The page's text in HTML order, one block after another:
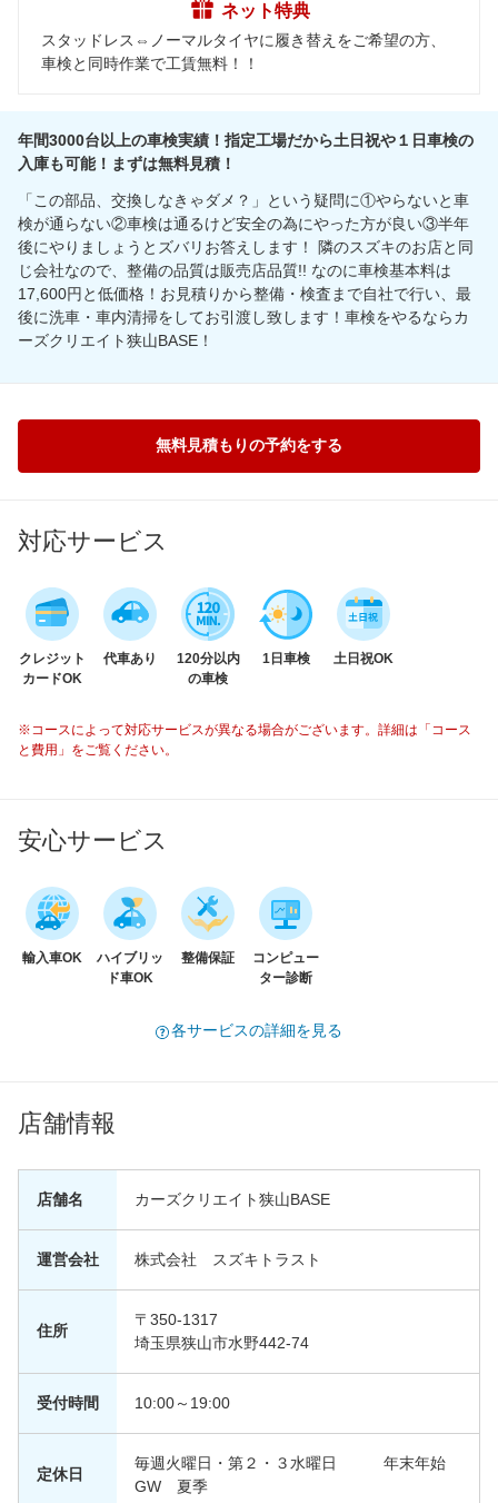
ネット特典
スタッドレス⇔ノーマルタイヤに履き替えをご希望の方、
車検と同時作業で工賃無料！！
年間3000台以上の車検実績！指定工場だから土日祝や１日車検の
入庫も可能！まずは無料見積！
「この部品、交換しなきゃダメ？」という疑問に①やらないと車
検が通らない②車検は通るけど安全の為にやった方が良い③半年
後にやりましょうとズバリお答えします！ 隣のスズキのお店と同
じ会社なので、整備の品質は販売店品質!! なのに車検基本料は
17,600円と低価格！お見積りから整備・検査まで自社で行い、最
後に洗車・車内清掃をしてお引渡し致します！車検をやるならカ
ーズクリエイト狭山BASE！
無料見積もりの予約をする
対応サービス
クレジット
カードOK
代車あり
120分以内
の車検
1日車検 土日祝OK
※コースによって対応サービスが異なる場合がございます。詳細は「コース
と費用」をご覧ください。
安心サービス
輸入車OK
ハイブリッ
ド車OK
整備保証
コンピュー
ター診断
各サービスの詳細を見る
店舗情報
店舗名 カーズクリエイト狭山BASE
運営会社 株式会社 スズキトラスト
住所
〒350-1317
埼玉県狭山市水野442-74
受付時間 10:00～19:00
定休日
毎週火曜日・第２・３水曜日 年末年始
GW 夏季